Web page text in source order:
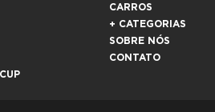
CARROS
+ CATEGORIAS
SOBRE NÓS
CONTATO